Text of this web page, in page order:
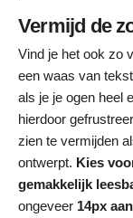
Vermijd de
Vind je het ook zo
een waas van
als je je ogen heel
hierdoor
zien te vermijden
ontwerpt. Kies
gemakkelijk
ongeveer 14px